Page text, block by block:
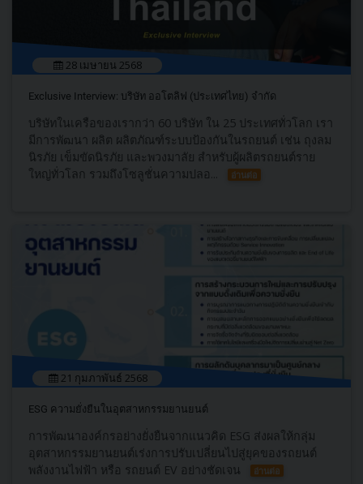
28 เมษายน 2568
Exclusive Interview: บริษัท ออโตลิฟ (ประเทศไทย) จำกัด
บริษัทในเครือของเรากว่า 60 บริษัท ใน 25 ประเทศทั่วโลก เรา
มีการพัฒนา ผลิต ผลิตภัณฑ์ระบบป้องกันในรถยนต์ เช่น ถุงลม
นิรภัย เข็มขัดนิรภัย และพวงมาลัย สำหรับผู้ผลิตรถยนต์ราย
ใหญ่ทั่วโลก รวมถึงโซลูชั่นความปลอ...
อ่านต่อ
21 กุมภาพันธ์ 2568
ESG ความยั่งยืนในอุตสาหกรรมยานยนต์
การพัฒนาองค์กรอย่างยั่งยืนจากแนวคิด ESG ส่งผลให้กลุ่ม
อุตสาหกรรมยานยนต์เร่งการปรับเปลี่ยนไปสู่ยุคของรถยนต์
พลังงานไฟฟ้า หรือ รถยนต์ EV อย่างชัดเจน
อ่านต่อ